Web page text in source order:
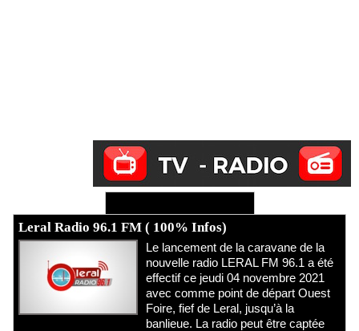
Leral Radio 96.1 FM ( 100% Infos)
Le lancement de la caravane de la
nouvelle radio LERAL FM 96.1 a été
effectif ce jeudi 04 novembre 2021
avec comme point de départ Ouest
Foire, fief de Leral, jusqu’à la
banlieue. La radio peut être captée